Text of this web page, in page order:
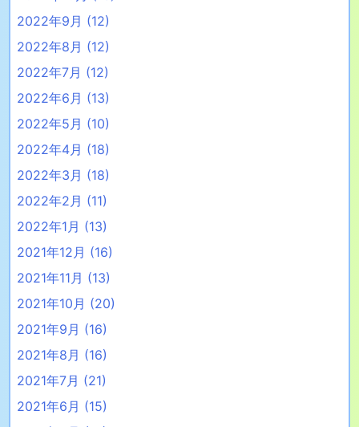
2022年9月 (12)
2022年8月 (12)
2022年7月 (12)
2022年6月 (13)
2022年5月 (10)
2022年4月 (18)
2022年3月 (18)
2022年2月 (11)
2022年1月 (13)
2021年12月 (16)
2021年11月 (13)
2021年10月 (20)
2021年9月 (16)
2021年8月 (16)
2021年7月 (21)
2021年6月 (15)